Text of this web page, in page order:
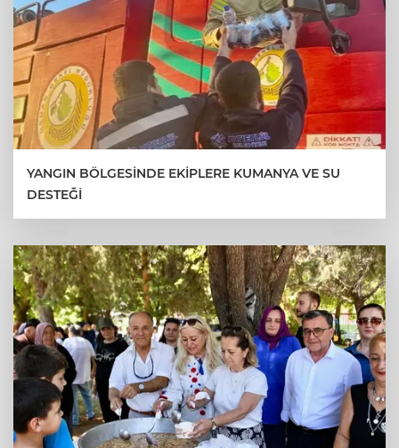
YANGIN BÖLGESİNDE EKİPLERE KUMANYA VE SU
DESTEĞİ